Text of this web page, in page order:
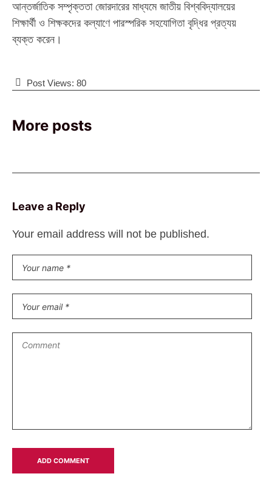
আন্তর্জাতিক সম্পৃক্ততা জোরদারের মাধ্যমে জাতীয় বিশ্ববিদ্যালয়ের
শিক্ষার্থী ও শিক্ষকদের কল্যাণে পারস্পরিক সহযোগিতা বৃদ্ধির প্রত্যয়
ব্যক্ত করেন।
Post Views: 80
More posts
Leave a Reply
Your email address will not be published.